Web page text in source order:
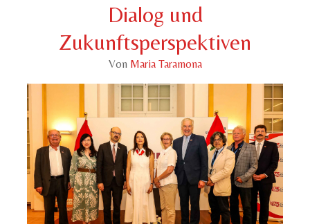
Dialog und
Zukunftsperspektiven
Von Maria Taramona